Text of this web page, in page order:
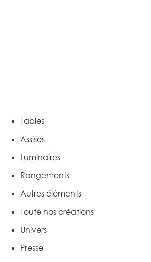
Tables
Assises
Luminaires
Rangements
Autres éléments
Toute nos créations
Univers
Presse